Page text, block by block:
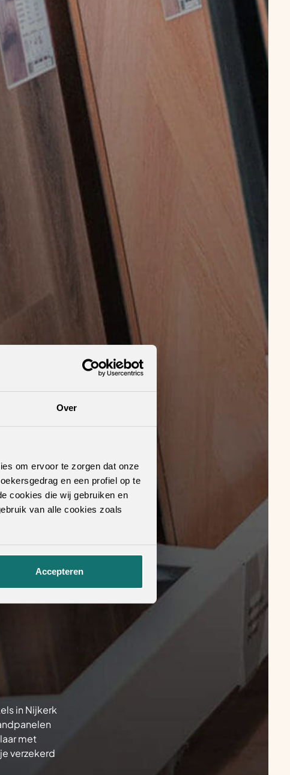
Over
om ervoor te zorgen dat onze
en een profiel op te
cookies die wij gebruiken en
van alle cookies zoals
Accepteren
in Nijkerk
met
verzekerd